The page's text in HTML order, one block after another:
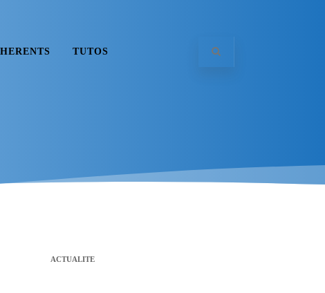
TUTOS
ACTUALITE